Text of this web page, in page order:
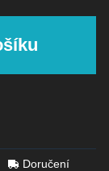
Doručení